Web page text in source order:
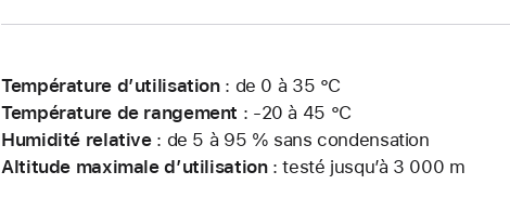
Température d’utilisation: de 0 à 35 °C
Température de rangement : -20 à 45 °C
Humidité relative: de 5 à 95 % sans condensation
Altitude maximale d’utilisation: testé jusqu’à 3 000 m